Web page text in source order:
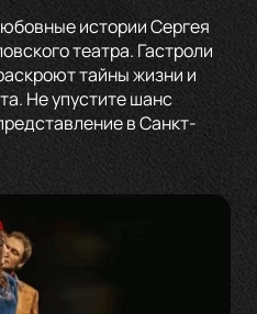
истории Сергея
театра. Гастроли
тайны жизни и
Не упустите шанс
в Санкт-